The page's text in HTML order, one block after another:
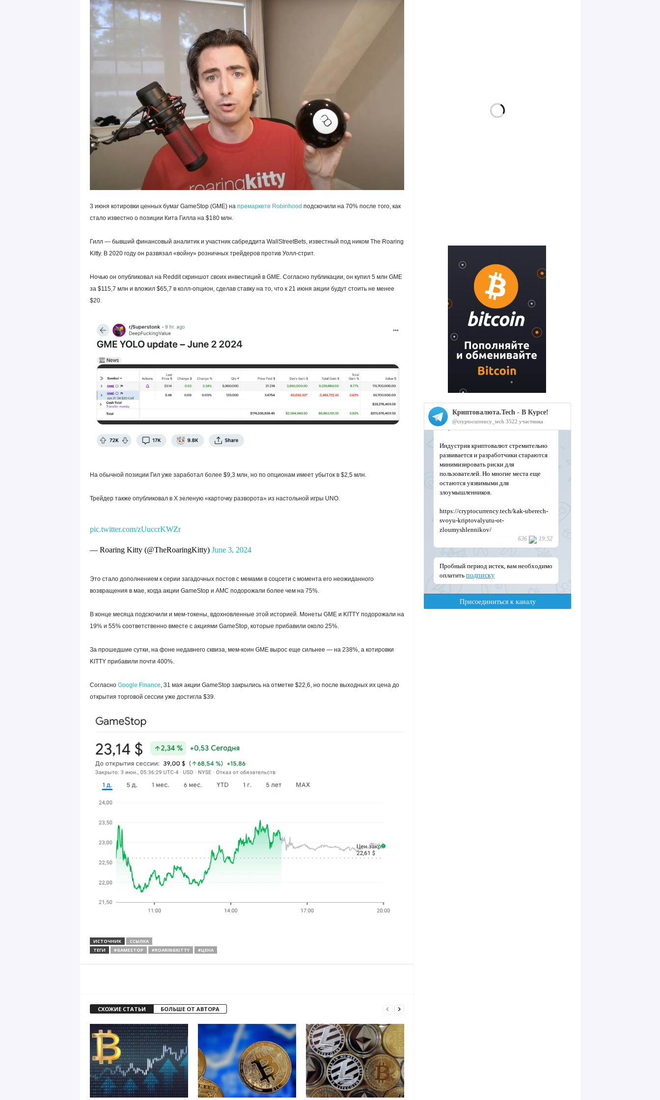
3 июня котировки ценных бумаг GameStop (GME) на премаркете Robinhood подскочили на 70% после того, как
стало известно о позиции Кита Гилла на $180 млн.
Гилл — бывший финансовый аналитик и участник сабреддита WallStreetBets, известный под ником The Roaring
Kitty. В 2020 году он развязал «войну» розничных трейдеров против Уолл-стрит.
Ночью он опубликовал на Reddit скриншот своих инвестиций в GME. Согласно публикации, он купил 5 млн GME
за $115,7 млн и вложил $65,7 в колл-опцион, сделав ставку на то, что к 21 июня акции будут стоить не менее
$20.
На обычной позиции Гил уже заработал более $9,3 млн, но по опционам имеет убыток в $2,5 млн.
Трейдер также опубликовал в X зеленую «карточку разворота» из настольной игры UNO.
pic.twitter.com/zUuccrKWZr
— Roaring Kitty (@TheRoaringKitty) June 3, 2024
Это стало дополнением к серии загадочных постов с мемами в соцсети с момента его неожиданного
возвращения в мае, когда акции GameStop и AMC подорожали более чем на 75%.
В конце месяца подскочили и мем-токены, вдохновленные этой историей. Монеты GME и KITTY подорожали на
19% и 55% соответственно вместе с акциями GameStop, которые прибавили около 25%.
За прошедшие сутки, на фоне недавнего сквиза, мем-коин GME вырос еще сильнее — на 238%, а котировки
KITTY прибавили почти 400%.
Согласно Google Finance , 31 мая акции GameStop закрылись на отметке $22,6, но после выходных их цена до
открытия торговой сессии уже достигла $39.
ИСТОЧНИК
ССЫЛКА
ТЕГИ
#GAMESTOP #ROARINGKITTY #ЦЕНА
СХОЖИЕ СТАТЬИ БОЛЬШЕ ОТ АВТОРА